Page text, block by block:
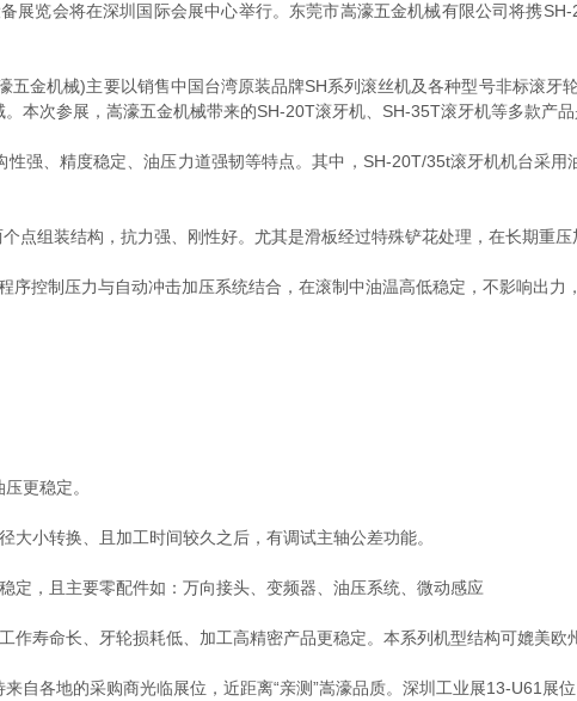
览会将在深圳国际会展中心举行。东莞市嵩濠五金机械有限公司将携
机械)主要以销售中国台湾原装品牌SH系列滚丝机及各种型号非标滚牙
本次参展，嵩濠五金机械带来的SH-20T滚牙机、SH-35T滚牙机等多款产品
、精度稳定、油压力道强韧等特点。其中，SH-20T/35t滚牙机机台采用
组装结构，抗力强、刚性好。尤其是滑板经过特殊铲花处理，在长期重压
制压力与自动冲击加压系统结合，在滚制中油温高低稳定，不影响出力
更稳定。
小转换、且加工时间较久之后，有调试主轴公差功能。
，且主要零配件如：万向接头、变频器、油压系统、微动感应
寿命长、牙轮损耗低、加工高精密产品更稳定。本系列机型结构可媲美欧
各地的采购商光临展位，近距离“亲测”嵩濠品质。深圳工业展13-U61展位